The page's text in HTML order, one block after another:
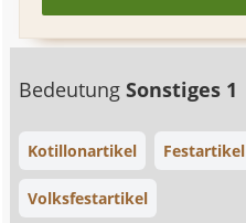
BedeutungSonstiges 1
Kotillonartikel Festartikel
Volksfestartikel